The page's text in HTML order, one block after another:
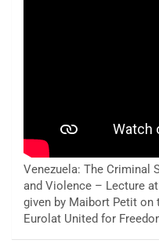
Venezuela: The Criminal
and Violence – Lecture
given by Maibort Petit on
Eurolat United for